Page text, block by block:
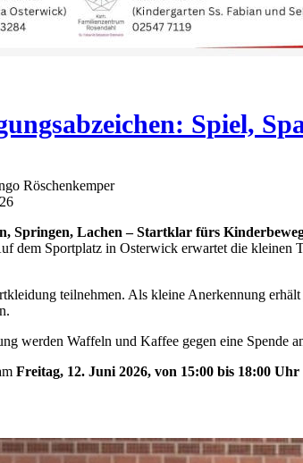
Spiel,
Röschenkemper
Springen, Lachen – Startklar fürs
dem Sportplatz in Osterwick erwartet die kleinen
teilnehmen. Als kleine Anerkennung
werden Waffeln und Kaffee gegen eine Spende
Freitag, 12. Juni 2026, von 15:00 bis 18:00 Uhr